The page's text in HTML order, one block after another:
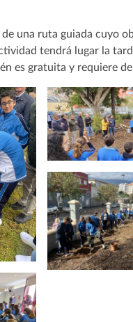
una ruta guiada cuyo
tendrá lugar la
es gratuita y requiere